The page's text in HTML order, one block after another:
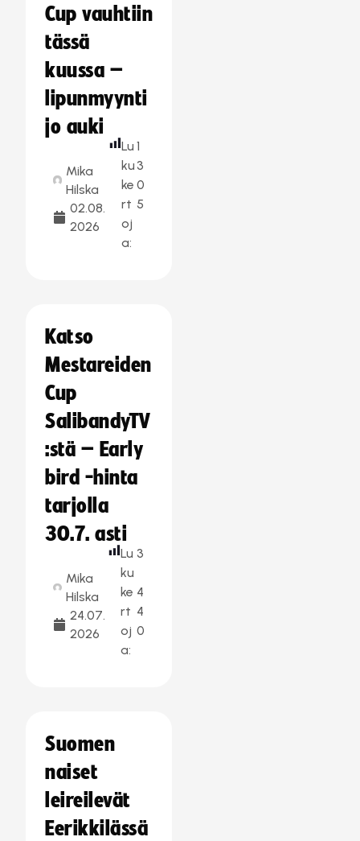
Cup vauhtiin
tässä
kuussa –
lipunmyynti
jo auki
Mika
Hilska
02.08.
2026
Lu
ku
ke
rt
oj
a:
1
3
0
5
Katso
Mestareiden
Cup
SalibandyTV
:stä – Early
bird -hinta
tarjolla
30.7. asti
Mika
Hilska
24.07.
2026
Lu
ku
ke
rt
oj
a:
3
4
4
0
Suomen
naiset
leireilevät
Eerikkilässä